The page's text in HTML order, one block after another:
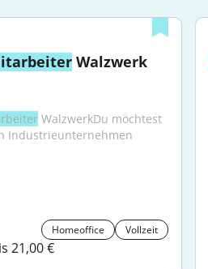
Walzwerk
WalzwerkDu möchtest
Industrieunternehmen
Homeoffice Vollzeit
21,00 €